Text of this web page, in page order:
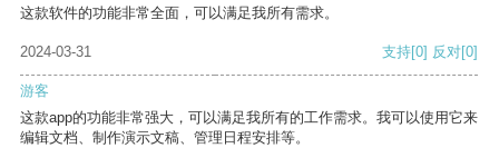
这款软件的功能非常全面，可以满足我所有需求。
2024-03-31 支持[0] 反对[0]
游客
这款app的功能非常强大，可以满足我所有的工作需求。我可以使用它来
编辑文档、制作演示文稿、管理日程安排等。